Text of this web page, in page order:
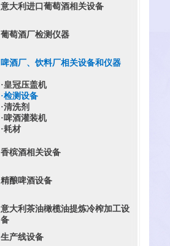
意大利进口葡萄酒相关设备
葡萄酒厂检测仪器
啤酒厂、饮料厂相关设备和仪器
·皇冠压盖机
·检测设备
·清洗剂
·啤酒灌装机
·耗材
香槟酒相关设备
精酿啤酒设备
意大利茶油橄榄油提炼冷榨加工设
备
生产线设备